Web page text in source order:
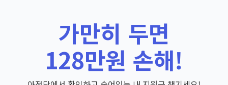
가만히 두면
128만원 손해!